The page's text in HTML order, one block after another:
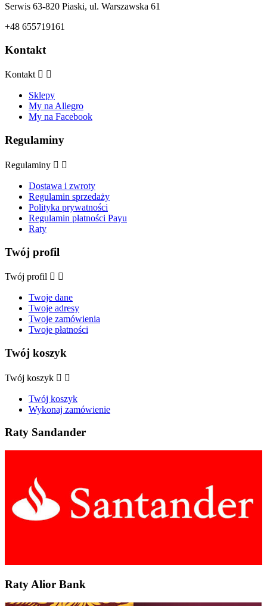
Serwis 63-820 Piaski, ul. Warszawska 61
+48 655719161
Kontakt
Kontakt  
Sklepy
My na Allegro
My na Facebook
Regulaminy
Regulaminy  
Dostawa i zwroty
Regulamin sprzedaży
Polityka prywatności
Regulamin płatności Payu
Raty
Twój profil
Twój profil  
Twoje dane
Twoje adresy
Twoje zamówienia
Twoje płatności
Twój koszyk
Twój koszyk  
Twój koszyk
Wykonaj zamówienie
Raty Sandander
Raty Alior Bank